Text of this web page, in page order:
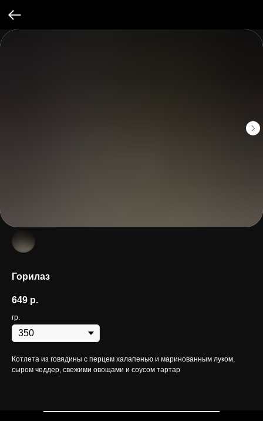
Горилаз
649 р.
гр.
Котлета из говядины с перцем халапенью и маринованным луком,
сыром чеддер, свежими овощами и соусом тартар